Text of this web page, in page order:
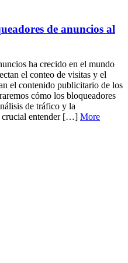
de anuncios al
ha crecido en el mundo
el conteo de visitas y el
el contenido publicitario de los
cómo los bloqueadores
de tráfico y la
crucial entender […] More